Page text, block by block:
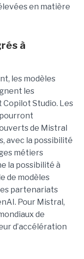
en matière
à
les modèles
les
Studio. Les
de Mistral
avec la possibilité
métiers
la possibilité à
de modèles
partenariats
Pour Mistral,
de
d’accélération